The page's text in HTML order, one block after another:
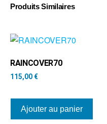
Produits Similaires
RAINCOVER70
115,00 €
Ajouter au panier